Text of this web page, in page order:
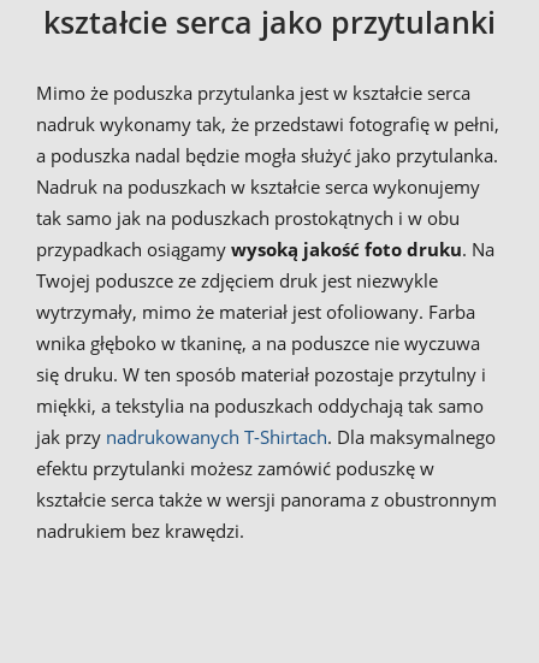
kształcie serca jako przytulanki
Mimo że poduszka przytulanka jest w kształcie serca
nadruk wykonamy tak, że przedstawi fotografię w pełni,
a poduszka nadal będzie mogła służyć jako przytulanka.
Nadruk na poduszkach w kształcie serca wykonujemy
tak samo jak na poduszkach prostokątnych i w obu
przypadkach osiągamy wysoką jakość foto druku. Na
Twojej poduszce ze zdjęciem druk jest niezwykle
wytrzymały, mimo że materiał jest ofoliowany. Farba
wnika głęboko w tkaninę, a na poduszce nie wyczuwa
się druku. W ten sposób materiał pozostaje przytulny i
miękki, a tekstylia na poduszkach oddychają tak samo
jak przy nadrukowanych T-Shirtach. Dla maksymalnego
efektu przytulanki możesz zamówić poduszkę w
kształcie serca także w wersji panorama z obustronnym
nadrukiem bez krawędzi.